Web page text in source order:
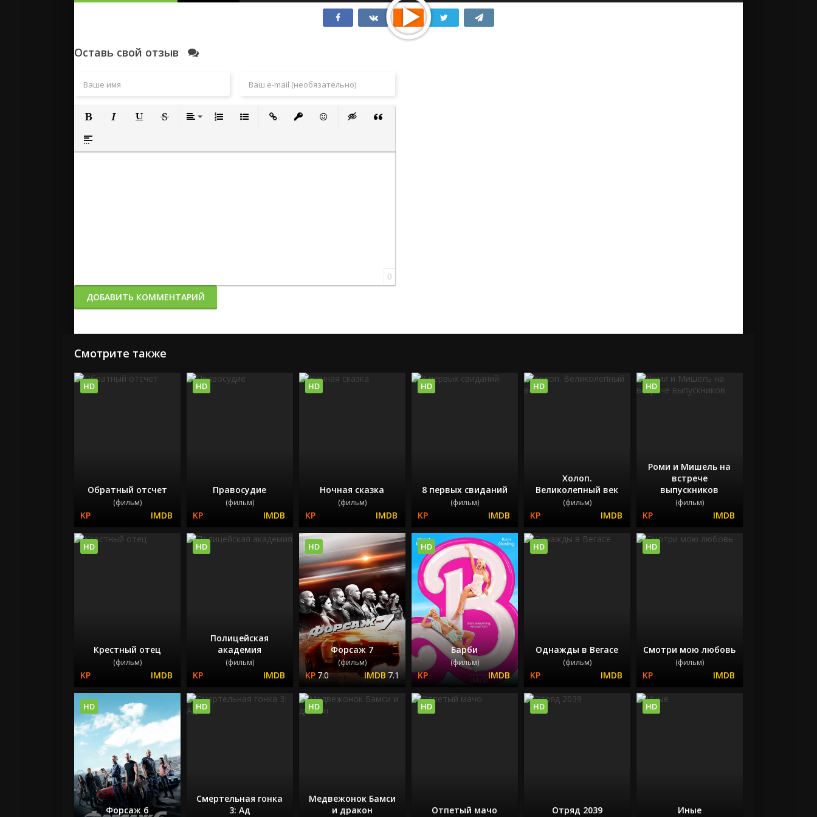
Оставь свой отзыв
Полужирный
Вставка спойлера
0
ДОБАВИТЬ КОММЕНТАРИЙ
Смотрите также
Обратный отсчет
(фильм)
HD
Правосудие
(фильм)
HD
Ночная сказка
(фильм)
HD
8 первых свиданий
(фильм)
HD
Холоп.
Великолепный век
(фильм)
HD
Роми и Мишель на
встрече
выпускников
(фильм)
HD
Крестный отец
(фильм)
HD
Полицейская
академия
(фильм)
HD
Форсаж 7
(фильм)
7.0 7.1
HD
Барби
(фильм)
HD
Однажды в Вегасе
(фильм)
HD
Смотри мою любовь
(фильм)
HD
Форсаж 6
HD
Смертельная гонка
3: Ад
HD
Медвежонок Бамси
и дракон
HD
Отпетый мачо
HD
Отряд 2039
HD
Иные
HD